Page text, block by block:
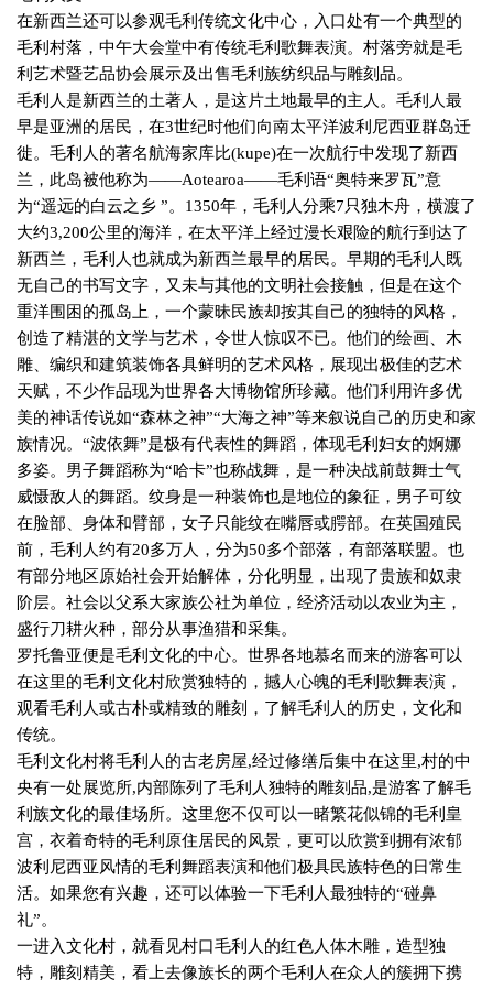
在新西兰还可以参观毛利传统文化中心，入口处有一个典型的
毛利村落，中午大会堂中有传统毛利歌舞表演。村落旁就是毛
利艺术暨艺品协会展示及出售毛利族纺织品与雕刻品。
毛利人是新西兰的土著人，是这片土地最早的主人。毛利人最
早是亚洲的居民，在3世纪时他们向南太平洋波利尼西亚群岛迁
徙。毛利人的著名航海家库比(kupe)在一次航行中发现了新西
兰，此岛被他称为——Aotearoa——毛利语“奥特来罗瓦”意
为“遥远的白云之乡 ”。 1350年，毛利人分乘7只独木舟，横渡了
大约3,200公里的海洋，在太平洋上经过漫长艰险的航行到达了
新西兰，毛利人也就成为新西兰最早的居民。早期的毛利人既
无自己的书写文字，又未与其他的文明社会接触，但是在这个
重洋围困的孤岛上，一个蒙昧民族却按其自己的独特的风格，
创造了精湛的文学与艺术，令世人惊叹不已。他们的绘画、木
雕、编织和建筑装饰各具鲜明的艺术风格，展现出极佳的艺术
天赋，不少作品现为世界各大博物馆所珍藏。他们利用许多优
美的神话传说如“森林之神”“大海之神”等来叙说自己的历史和家
族情况。“波依舞”是极有代表性的舞蹈，体现毛利妇女的婀娜
多姿。男子舞蹈称为“哈卡”也称战舞，是一种决战前鼓舞士气
威慑敌人的舞蹈。纹身是一种装饰也是地位的象征，男子可纹
在脸部、身体和臂部，女子只能纹在嘴唇或腭部。在英国殖民
前，毛利人约有20多万人，分为50多个部落，有部落联盟。也
有部分地区原始社会开始解体，分化明显，出现了贵族和奴隶
阶层。社会以父系大家族公社为单位，经济活动以农业为主，
盛行刀耕火种，部分从事渔猎和采集。
罗托鲁亚便是毛利文化的中心。世界各地慕名而来的游客可以
在这里的毛利文化村欣赏独特的，撼人心魄的毛利歌舞表演，
观看毛利人或古朴或精致的雕刻，了解毛利人的历史，文化和
传统。
毛利文化村将毛利人的古老房屋,经过修缮后集中在这里,村的中
央有一处展览所,内部陈列了毛利人独特的雕刻品,是游客了解毛
利族文化的最佳场所。这里您不仅可以一睹繁花似锦的毛利皇
宫，衣着奇特的毛利原住居民的风景，更可以欣赏到拥有浓郁
波利尼西亚风情的毛利舞蹈表演和他们极具民族特色的日常生
活。如果您有兴趣，还可以体验一下毛利人最独特的“碰鼻
礼”。
一进入文化村，就看见村口毛利人的红色人体木雕，造型独
特，雕刻精美，看上去像族长的两个毛利人在众人的簇拥下携